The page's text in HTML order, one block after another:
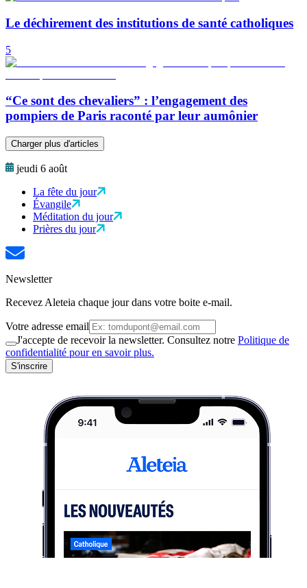
Le déchirement des institutions de santé catholiques
5
“Ce sont des chevaliers” : l’engagement des
pompiers de Paris raconté par leur aumônier
Charger plus d'articles
jeudi 6 août
La fête du jour
Évangile
Méditation du jour
Prières du jour
Newsletter
Recevez Aleteia chaque jour dans votre boite e-mail.
Votre adresse email
J'accepte de recevoir la newsletter. Consultez notre Politique de
confidentialité pour en savoir plus.
S'inscrire